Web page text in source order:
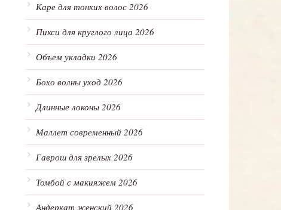
Каре для тонких волос 2026
Пикси для круглого лица 2026
Объем укладки 2026
Бохо волны уход 2026
Длинные локоны 2026
Маллет современный 2026
Гаврош для зрелых 2026
Томбой с макияжем 2026
Андеркат женский 2026